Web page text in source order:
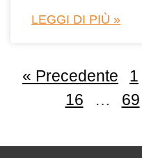
LEGGI DI PIÙ »
« Precedente 1
16
… 69